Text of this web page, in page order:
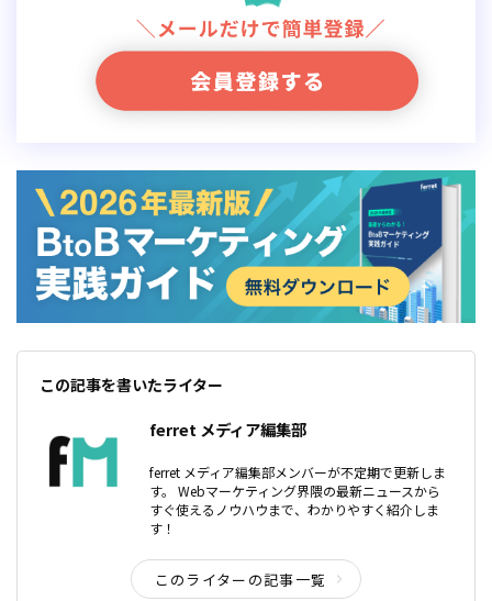
この記事を書いたライター
ferret メディア編集部
ferret メディア編集部メンバーが不定期で更新しま
す。 Webマーケティング界隈の最新ニュースから
すぐ使えるノウハウまで、わかりやすく紹介しま
す！
このライターの記事一覧